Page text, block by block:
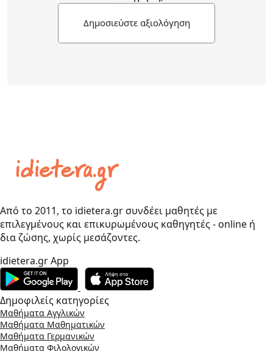
Δημοσιεύστε αξιολόγηση
Από το 2011, το idietera.gr συνδέει μαθητές με
επιλεγμένους και επικυρωμένους καθηγητές - online ή
δια ζώσης, χωρίς μεσάζοντες.
idietera.gr App
Δημοφιλείς κατηγορίες
Μαθήματα Αγγλικών
Μαθήματα Μαθηματικών
Μαθήματα Γερμανικών
Μαθήματα Φιλολογικών